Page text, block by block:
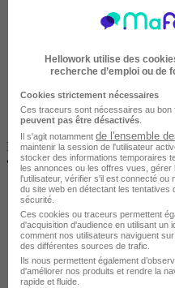
PARIS 2E
•
À distance / En centre / En
Hellowork utilise des
recherche d’emploi ou de
Cookies strictement nécessaires
Ces traceurs sont nécessaires au
peuvent pas être désactivés
Il s'agit notamment de l'ensemble
maintenir la session de l'utilisateur
stocker des informations temporaires
les annonces ou les offres vues,
l'utilisateur, vérifier s'il est connecté ou
du site web en détectant les
sécurité.
Ces cookies ou traceurs permettent
d'acquisition d'audience en utilisant un
comment nos utilisateurs naviguent
des différentes sources de trafic.
Ils nous permettent également
d'améliorer nos produits et rendre la
rapide et fluide.